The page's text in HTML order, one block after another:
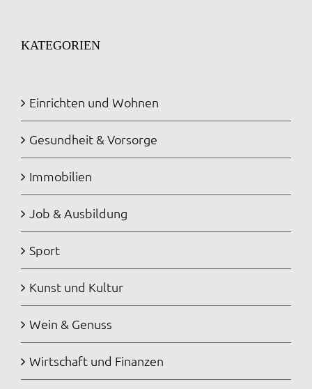
KATEGORIEN
Einrichten und Wohnen
Gesundheit & Vorsorge
Immobilien
Job & Ausbildung
Sport
Kunst und Kultur
Wein & Genuss
Wirtschaft und Finanzen